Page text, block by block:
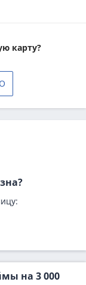
карту?
на 3 000